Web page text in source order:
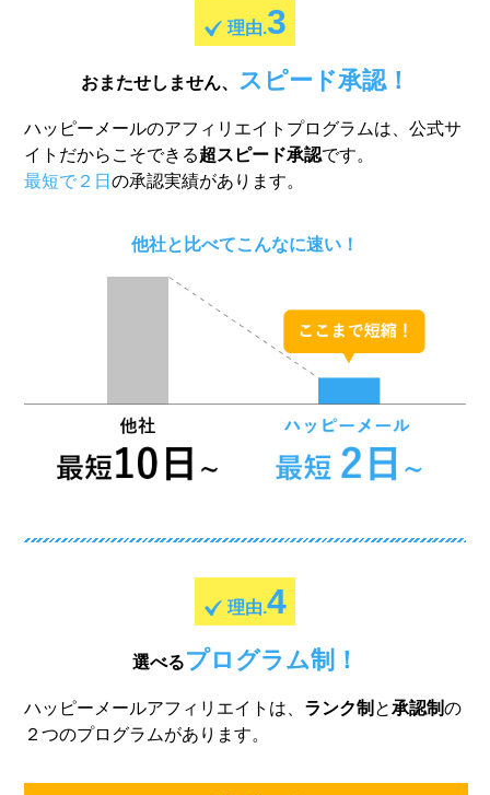
理由.3
おまたせしません、 スピード承認！
ハッピーメールのアフィリエイトプログラムは、公式サ
イトだからこそできる超スピード承認です。
最短で２日の承認実績があります。
他社と比べてこんなに速い！
理由.4
選べるプログラム制！
ハッピーメールアフィリエイトは、 ランク制 と承認制の
２つのプログラムがあります。